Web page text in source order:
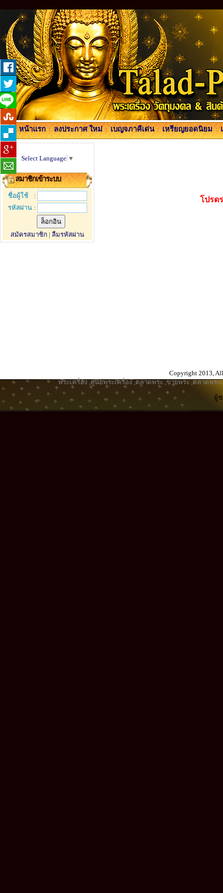
หน้าแรก : ลงประกาศ ใหม่ : เบญจภาคีเด่น : เหรียญยอดนิยม :
Select Language ▼
สมาชิกเข้าระบบ
ชื่อผู้ใช้
:
รหัสผ่าน :
สมัครสมาชิก | ลืมรหัสผ่าน
โปรด
Copyright 2013,
พระเครื่อง ,ศูนย์พระเครื่อง,ตลาดพระ ,ขายพระ ,ตลาดพระ
ผู้